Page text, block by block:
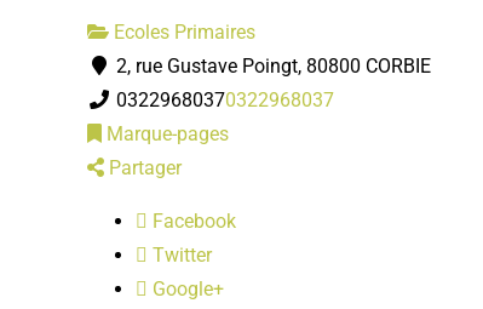
Ecoles Primaires
2, rue Gustave Poingt, 80800 CORBIE
03229680370322968037
Marque-pages
Partager
Facebook
Twitter
Google+